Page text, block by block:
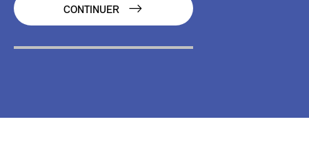
CONTINUER